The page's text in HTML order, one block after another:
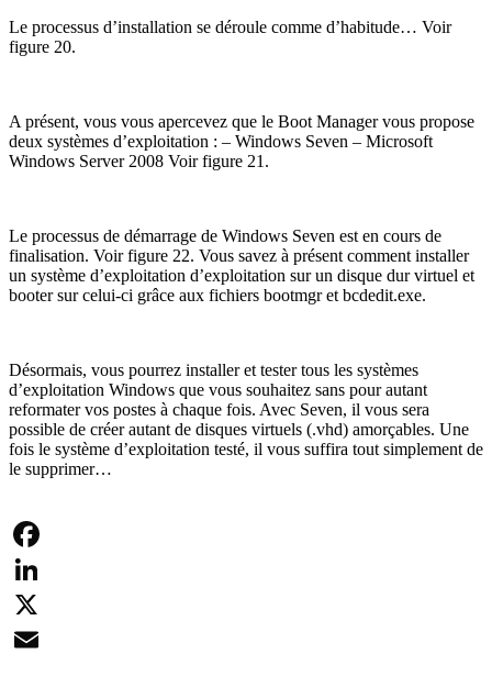
Le processus d’installation se déroule comme d’habitude… Voir
figure 20.
A présent, vous vous apercevez que le Boot Manager vous propose
deux systèmes d’exploitation : – Windows Seven – Microsoft
Windows Server 2008 Voir figure 21.
Le processus de démarrage de Windows Seven est en cours de
finalisation. Voir figure 22. Vous savez à présent comment installer
un système d’exploitation d’exploitation sur un disque dur virtuel et
booter sur celui-ci grâce aux fichiers bootmgr et bcdedit.exe.
Désormais, vous pourrez installer et tester tous les systèmes
d’exploitation Windows que vous souhaitez sans pour autant
reformater vos postes à chaque fois. Avec Seven, il vous sera
possible de créer autant de disques virtuels (.vhd) amorçables. Une
fois le système d’exploitation testé, il vous suffira tout simplement de
le supprimer…
Facebook
LinkedIn
X